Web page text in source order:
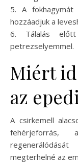
5. A
hozzáadjuk a
6. Tálalás
petrezselyemmel.
Miért
az
A csirkemell
megterhelné az